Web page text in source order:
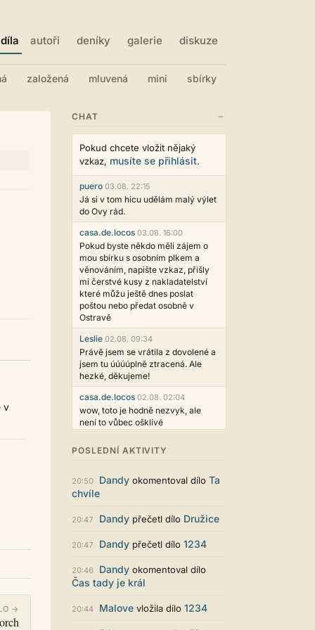
díla autoři deníky galerie diskuze
založená mluvená mini sbírky
v
→
CHAT −
Pokud chcete vložit nějaký
vzkaz, musíte se přihlásit.
puero 03.08. 22:15
Já si v tom hicu udělám malý výlet
do Ovy rád.
casa.de.locos 03.08. 16:00
Pokud byste někdo měli zájem o
mou sbírku s osobním plkem a
věnováním, napište vzkaz, přišly
mi čerstvé kusy z nakladatelství
které můžu ještě dnes poslat
poštou nebo předat osobně v
Ostravě
Leslie 02.08. 09:34
Právě jsem se vrátila z dovolené a
jsem tu úúúúplně ztracená. Ale
hezké, děkujeme!
casa.de.locos 02.08. 02:04
wow, toto je hodně nezvyk, ale
není to vůbec ošklivé
Jarda468
Už i počet přečtení jde vidět,
myslím také už v pořádku,
perfektní práce :)
Singularis
30.07. 06:19
Líbí se mi tmavá varianta nového
vzhledu. Na některých místech
jsou sice mezi prvky příliš velké
mezery, ale když mě to bude štvát,
určitě to půjde upravit místním
stylem... Celkově je styl dobře
POSLEDNÍ AKTIVITY
20:50 Dandy okomentoval dílo Ta
chvíle
20:47 Dandy přečetl dílo Družice
20:47 Dandy přečetl dílo 1234
20:46 Dandy okomentoval dílo
Čas tady je král
20:44 Malove vložila dílo 1234